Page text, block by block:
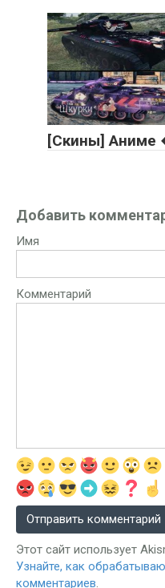
Шкурки
[Скины] Аниме
Добавить
Имя
Комментарий
Этот сайт использует
Узнайте, как
комментариев.